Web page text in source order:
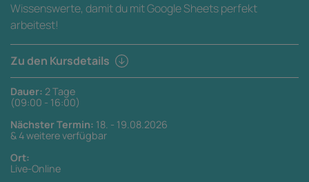
Wissenswerte, damit du mit Google Sheets perfekt
arbeitest!
Zu den Kursdetails
Dauer: 2 Tage
(09:00 - 16:00)
Nächster Termin: 18. - 19.08.2026
& 4 weitere verfügbar
Ort:
Live-Online